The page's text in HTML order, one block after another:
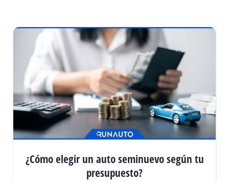
¿Cómo elegir un auto seminuevo según tu
presupuesto?